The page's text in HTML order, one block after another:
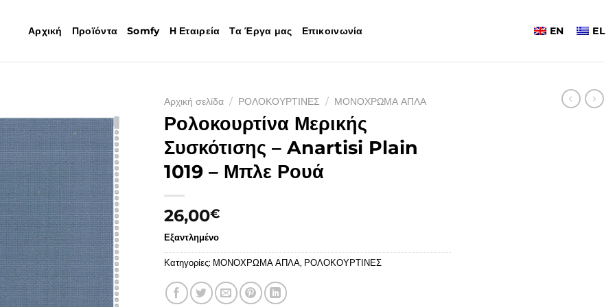
Αρχική Προϊόντα Somfy Η Εταιρεία Τα Έργα μας Επικοινωνία EN EL
Αρχική σελίδα / ΡΟΛΟΚΟΥΡΤΙΝΕΣ / ΜΟΝΟΧΡΩΜΑ ΑΠΛΑ
Ρολοκουρτίνα Μερικής
Συσκότισης – Anartisi Plain
1019 – Μπλε Ρουά
26,00€
Εξαντλημένο
Κατηγορίες: ΜΟΝΟΧΡΩΜΑ ΑΠΛΑ, ΡΟΛΟΚΟΥΡΤΙΝΕΣ